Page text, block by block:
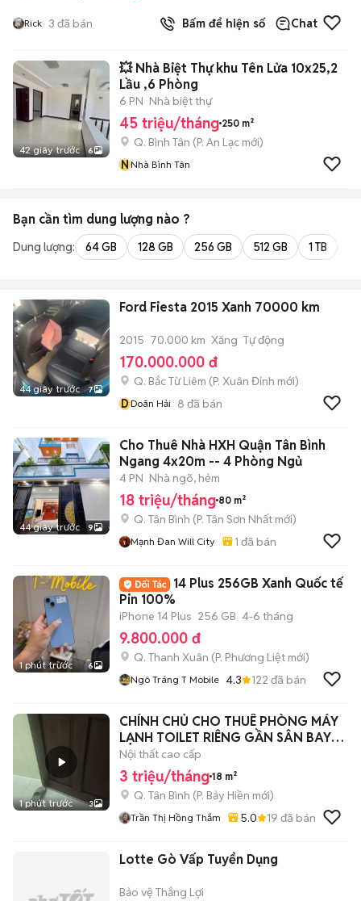
Rick 3 đã bán Bấm để hiện số Chat
42 giây trước 6
💥 Nhà Biệt Thự khu Tên Lửa 10x25,2
Lầu ,6 Phòng
6 PN Nhà biệt thự
45 triệu/tháng 250 m²
Q. Bình Tân (P. An Lạc mới)
NNhà Bình Tân
Bạn cần tìm dung lượng nào ?
Dung lượng: 64 GB 128 GB 256 GB 512 GB 1 TB
44 giây trước 7
Ford Fiesta 2015 Xanh 70000 km
2015 70.000 km Xăng Tự động
170.000.000 đ
Q. Bắc Từ Liêm (P. Xuân Đỉnh mới)
DDoãn Hải 8 đã bán
44 giây trước 9
Cho Thuê Nhà HXH Quận Tân Bình
Ngang 4x20m -- 4 Phòng Ngủ
4 PN Nhà ngõ, hẻm
18 triệu/tháng 80 m²
Q. Tân Bình (P. Tân Sơn Nhất mới)
Mạnh Đan Will City 1 đã bán
1 phút trước 6
14 Plus 256GB Xanh Quốc tế
Pin 100%
iPhone 14 Plus 256 GB 4-6 tháng
9.800.000 đ
Q. Thanh Xuân (P. Phương Liệt mới)
Ngô Tráng T Mobile 4.3 122 đã bán
1 phút trước 3
CHÍNH CHỦ CHO THUÊ PHÒNG MÁY
LẠNH TOILET RIÊNG GẦN SÂN BAY
GA T3
Nội thất cao cấp
3 triệu/tháng 18 m²
Q. Tân Bình (P. Bảy Hiền mới)
Trần Thị Hồng Thắm 5.0 19 đã bán
Lotte Gò Vấp Tuyển Dụng
Bảo vệ Thắng Lợi